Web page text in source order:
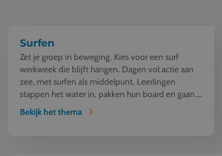
Surfen
Zet je groep in beweging. Kies voor een surf
werkweek die blijft hangen. Dagen vol actie aan
zee, met surfen als middelpunt. Leerlingen
stappen het water in, pakken hun board en gaan.
Vallen, opsta...
Bekijk het thema